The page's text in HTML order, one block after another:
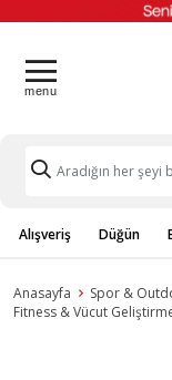
Alışveriş Düğün
Anasayfa Spor &
Fitness & Vücut